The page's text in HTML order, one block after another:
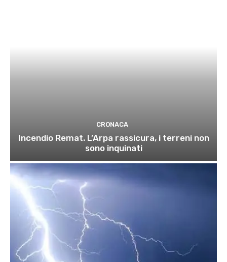
CRONACA
Incendio Remat. L’Arpa rassicura, i terreni non
sono inquinati